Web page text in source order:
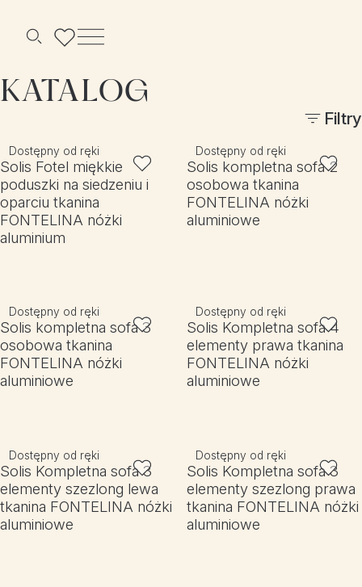
Szukaj Menu
KATALOG
Filtry
Dostępny od ręki
Solis Fotel miękkie
poduszki na siedzeniu i
oparciu tkanina
FONTELINA nóżki
aluminium
Dostępny od ręki
Solis kompletna sofa 2
osobowa tkanina
FONTELINA nóżki
aluminiowe
Dostępny od ręki
Solis kompletna sofa 3
osobowa tkanina
FONTELINA nóżki
aluminiowe
Dostępny od ręki
Solis Kompletna sofa 4
elementy prawa tkanina
FONTELINA nóżki
aluminiowe
Dostępny od ręki
Solis Kompletna sofa 3
elementy szezlong lewa
tkanina FONTELINA nóżki
aluminiowe
Dostępny od ręki
Solis Kompletna sofa 3
elementy szezlong prawa
tkanina FONTELINA nóżki
aluminiowe